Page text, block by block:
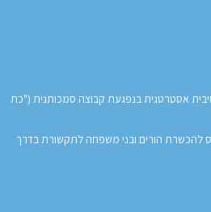
אסטרטגית בנפגעת קבוצה סמכותנית ("כת
להכשרת הורים ובני משפחה לתקשורת בדרך